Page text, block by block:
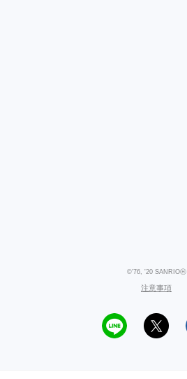
©'76, '20 SANRIOⒽ
注意事項